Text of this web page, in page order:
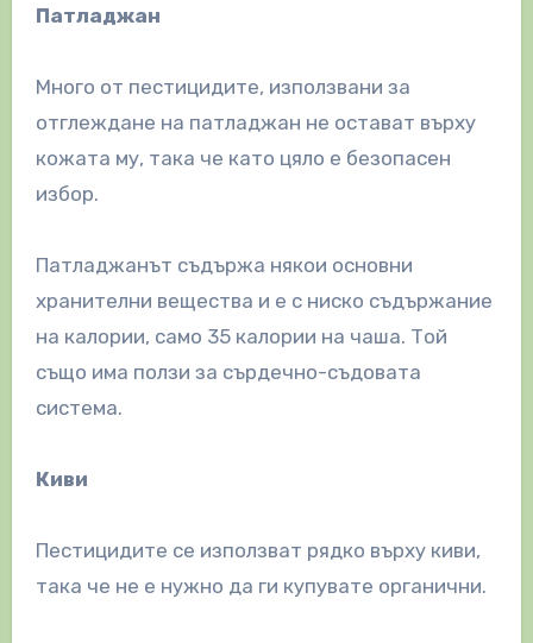
Патладжан
Много от пестицидите, използвани за
отглеждане на патладжан не остават върху
кожата му, така че като цяло е безопасен
избор.
Патладжанът съдържа някои основни
хранителни вещества и е с ниско съдържание
на калории, само 35 калории на чаша. Той
също има ползи за сърдечно-съдовата
система.
Киви
Пестицидите се използват рядко върху киви,
така че не е нужно да ги купувате органични.